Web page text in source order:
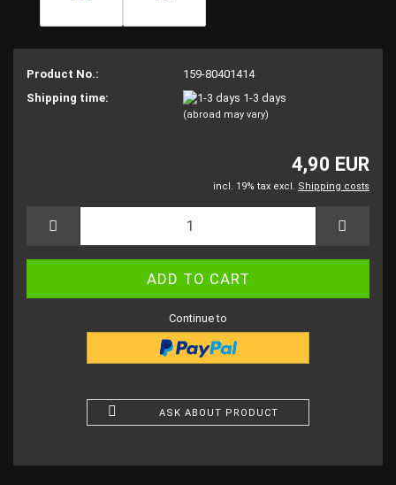
Product No.:
159-80401414
Shipping time:
1-3 days
(abroad may vary)
4,90 EUR
incl. 19% tax excl. Shipping costs
Continue to
ASK ABOUT PRODUCT